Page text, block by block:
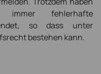
fehlerhafte
so dass unter
bestehen kann.